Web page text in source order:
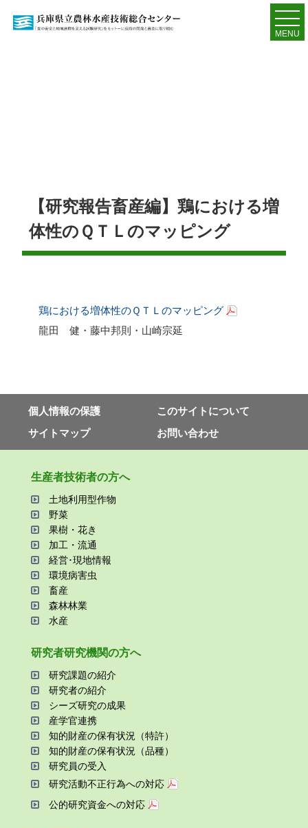
MENU
【研究報告畜産編】鶏における増
体性のＱＴＬのマッピング
鶏における増体性のＱＴＬのマッピング
龍田 健・藤中邦則・山崎宗延
個⼈情報の保護
このサイトについて
サイトマップ
お問い合わせ
⽣産者技術者の⽅へ
⼟地利⽤型作物
野菜
果樹・花き
加⼯・流通
経営･現地情報
環境病害⾍
畜産
森林林業
⽔産
研究者研究機関の⽅へ
研究課題の紹介
研究者の紹介
シーズ研究の成果
産学官連携
知的財産の保有状況（特許）
知的財産の保有状況（品種）
研究員の受⼊
研究活動不正⾏為への対応
公的研究資金への対応